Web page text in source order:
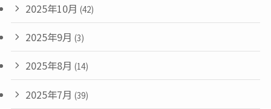
2025年10月 (42)
2025年9月 (3)
2025年8月 (14)
2025年7月 (39)